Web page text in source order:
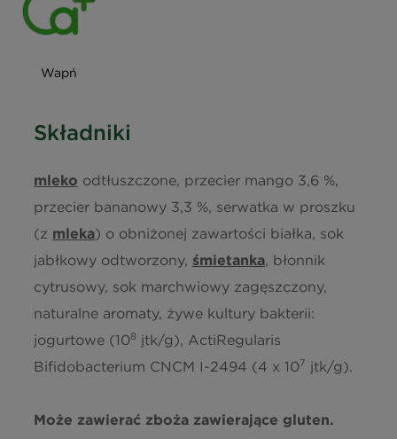
Wapń
Składniki
mleko odtłuszczone, przecier mango 3,6 %,
przecier bananowy 3,3 %, serwatka w proszku
(z mleka) o obniżonej zawartości białka, sok
jabłkowy odtworzony, śmietanka, błonnik
cytrusowy, sok marchwiowy zagęszczony,
naturalne aromaty, żywe kultury bakterii:
jogurtowe (108 jtk/g), ActiRegularis
Bifidobacterium CNCM I-2494 (4 x 107 jtk/g).
Może zawierać zboża zawierające gluten.